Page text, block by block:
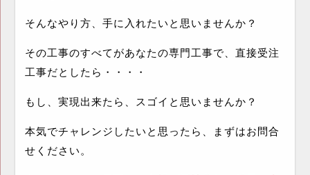
そんなやり方、手に入れたいと思いませんか？
その工事のすべてがあなたの専門工事で、直接受注
工事だとしたら・・・・
もし、実現出来たら、スゴイと思いませんか？
本気でチャレンジしたいと思ったら、まずはお問合
せください。